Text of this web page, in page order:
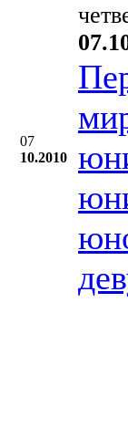
07
10.2010